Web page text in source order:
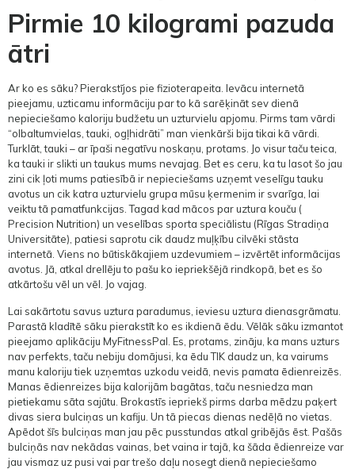
Pirmie 10 kilogrami pazuda
ātri
Ar ko es sāku? Pierakstījos pie fizioterapeita. Ievācu internetā
pieejamu, uzticamu informāciju par to kā sarēķināt sev dienā
nepieciešamo kaloriju budžetu un uzturvielu apjomu. Pirms tam vārdi
“olbaltumvielas, tauki, ogļhidrāti” man vienkārši bija tikai kā vārdi.
Turklāt, tauki – ar īpaši negatīvu noskaņu, protams. Jo visur taču teica,
ka tauki ir slikti un taukus mums nevajag. Bet es ceru, ka tu lasot šo jau
zini cik ļoti mums patiesībā ir nepieciešams uzņemt veselīgu tauku
avotus un cik katra uzturvielu grupa mūsu ķermenim ir svarīga, lai
veiktu tā pamatfunkcijas. Tagad kad mācos par uztura kouču (
Precision Nutrition) un veselības sporta speciālistu (Rīgas Stradiņa
Universitāte), patiesi saprotu cik daudz muļķību cilvēki stāsta
internetā. Viens no būtiskākajiem uzdevumiem – izvērtēt informācijas
avotus. Jā, atkal drellēju to pašu ko iepriekšējā rindkopā, bet es šo
atkārtošu vēl un vēl. Jo vajag.
Lai sakārtotu savus uztura paradumus, ieviesu uztura dienasgrāmatu.
Parastā kladītē sāku pierakstīt ko es ikdienā ēdu. Vēlāk sāku izmantot
pieejamo aplikāciju MyFitnessPal. Es, protams, zināju, ka mans uzturs
nav perfekts, taču nebiju domājusi, ka ēdu TIK daudz un, ka vairums
manu kaloriju tiek uzņemtas uzkodu veidā, nevis pamata ēdienreizēs.
Manas ēdienreizes bija kalorijām bagātas, taču nesniedza man
pietiekamu sāta sajūtu. Brokastīs iepriekš pirms darba mēdzu paķert
divas siera bulciņas un kafiju. Un tā piecas dienas nedēļā no vietas.
Apēdot šīs bulciņas man jau pēc pusstundas atkal gribējās ēst. Pašās
bulciņās nav nekādas vainas, bet vaina ir tajā, ka šāda ēdienreize var
jau vismaz uz pusi vai par trešo daļu nosegt dienā nepieciešamo